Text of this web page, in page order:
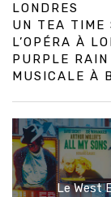
LONDRES
UN TEA TIME
L’OPÉRA À
PURPLE
MUSICALE À
Le West